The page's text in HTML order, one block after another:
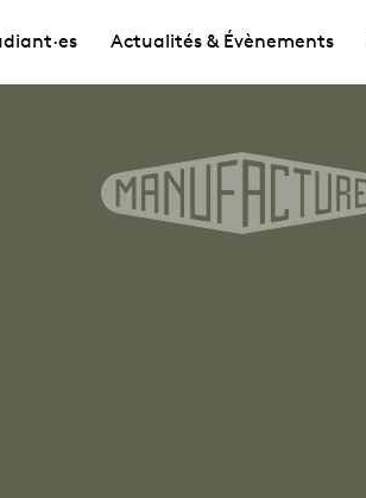
Actualités & Évènements